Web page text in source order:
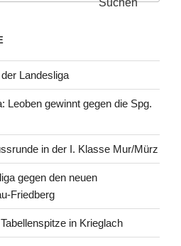
Suchen
Landesliga
Leoben gewinnt gegen die Spg.
in der I. Klasse Mur/Mürz
gegen den neuen
Friedberg
in Krieglach